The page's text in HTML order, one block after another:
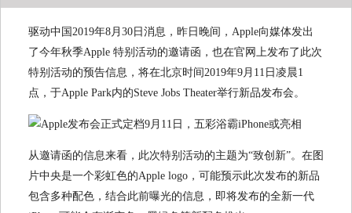
驱动中国2019年8月30日消息，昨日晚间，Apple向媒体发出
了今年秋季Apple 特别活动的邀请函，也在官网上发布了此次
特别活动的预告信息，将在北京时间2019年9月11日凌晨1
点，于Apple Park内的Steve Jobs Theater举行新品发布会。
从邀请函的信息来看，此次特别活动的主题为“致创新”。在图
片中央是一个彩虹色的Apple logo，可能预示此次发布的新品
包含多种配色，结合此前曝光的信息，即将发布的全新一代